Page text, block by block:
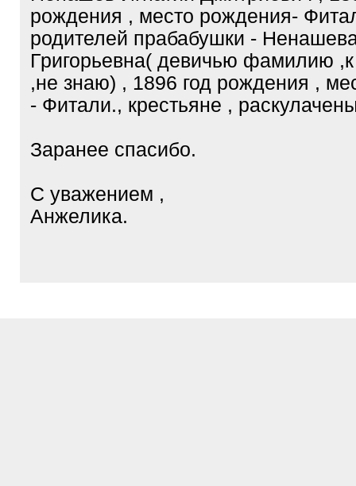
рождения , место рождения-
родителей прабабушки -
Григорьевна( девичью фамилию
,не знаю) , 1896 год рождения ,
- Фитали., крестьяне ,
Заранее спасибо.
С уважением ,
Анжелика.